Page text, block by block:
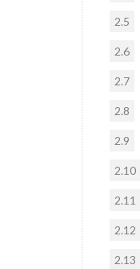
2.5
2.6
2.7
2.8
2.9
2.10
2.11
2.12
2.13